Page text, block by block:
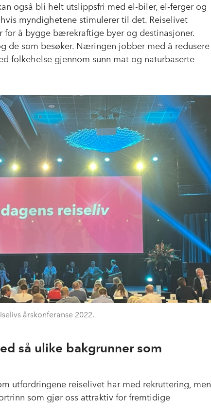
også bli helt utslippsfri med el-biler, el-ferger og
myndighetene stimulerer til det. Reiselivet
for å bygge bærekraftige byer og destinasjoner.
de som besøker. Næringen jobber med å redusere
folkehelse gjennom sunn mat og naturbaserte
årskonferanse 2022.
så ulike bakgrunner som
utfordringene reiselivet har med rekruttering, men
som gjør oss attraktiv for fremtidige